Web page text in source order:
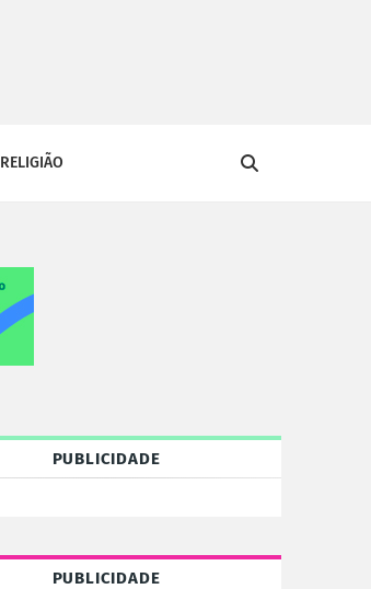
RELIGIÃO
PUBLICIDADE
PUBLICIDADE